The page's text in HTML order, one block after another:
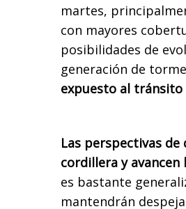
martes,
con mayores
posibilidades de
generación de
expuesto al tránsito
Las perspectivas
cordillera y avancen
es bastante
mantendrán